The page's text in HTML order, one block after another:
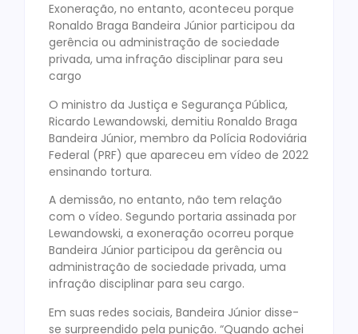
Exoneração, no entanto, aconteceu porque
Ronaldo Braga Bandeira Júnior participou da
gerência ou administração de sociedade
privada, uma infração disciplinar para seu
cargo
O ministro da Justiça e Segurança Pública,
Ricardo Lewandowski, demitiu Ronaldo Braga
Bandeira Júnior, membro da Polícia Rodoviária
Federal (PRF) que apareceu em vídeo de 2022
ensinando tortura.
A demissão, no entanto, não tem relação
com o vídeo. Segundo portaria assinada por
Lewandowski, a exoneração ocorreu porque
Bandeira Júnior participou da gerência ou
administração de sociedade privada, uma
infração disciplinar para seu cargo.
Em suas redes sociais, Bandeira Júnior disse-
se surpreendido pela punição. “Quando achei